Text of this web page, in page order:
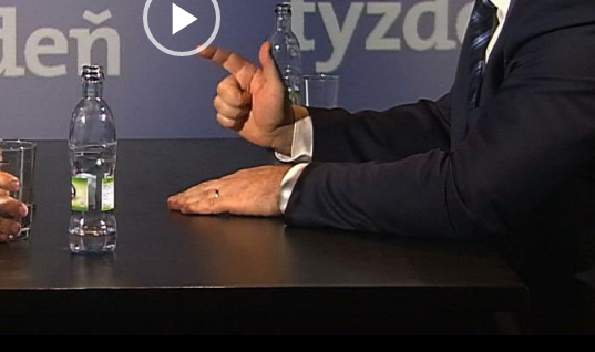
Play
Video